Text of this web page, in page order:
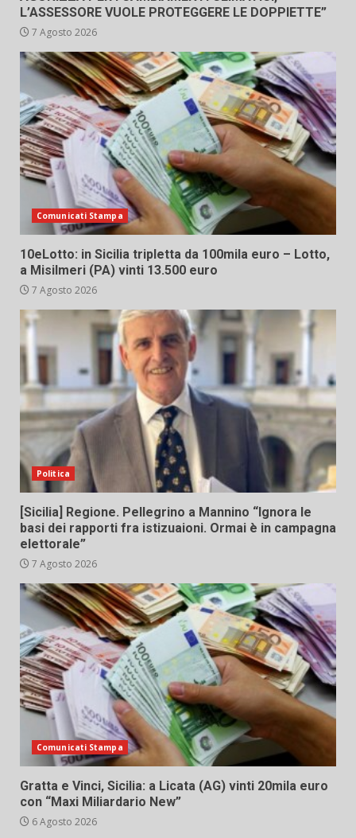
L’ASSESSORE VUOLE PROTEGGERE LE DOPPIETTE”
7 Agosto 2026
Comunicati Stampa
10eLotto: in Sicilia tripletta da 100mila euro – Lotto,
a Misilmeri (PA) vinti 13.500 euro
7 Agosto 2026
Politica
[Sicilia] Regione. Pellegrino a Mannino “Ignora le
basi dei rapporti fra istizuaioni. Ormai è in campagna
elettorale”
7 Agosto 2026
Comunicati Stampa
Gratta e Vinci, Sicilia: a Licata (AG) vinti 20mila euro
con “Maxi Miliardario New”
6 Agosto 2026